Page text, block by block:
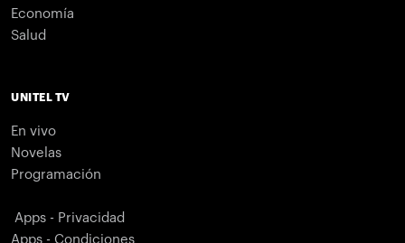
Economía
Salud
UNITEL TV
En vivo
Novelas
Programación
Apps - Privacidad
Apps - Condiciones